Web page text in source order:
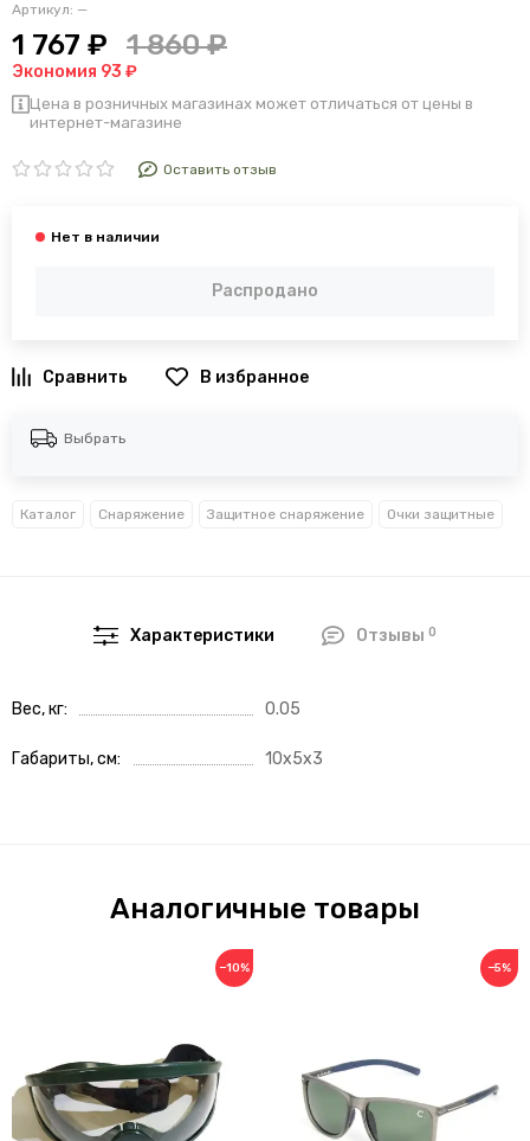
Артикул: —
1 767 ₽ 1 860 ₽
Экономия 93 ₽
Цена в розничных магазинах может отличаться от цены в
интернет-магазине
Оставить отзыв
Распродано
В избранное
Выбрать
Каталог Снаряжение Защитное снаряжение Очки защитные
Характеристики Отзывы 0
Вес, кг 0.05
Габариты, см 10x5x3
Аналогичные товары
−10% −5%